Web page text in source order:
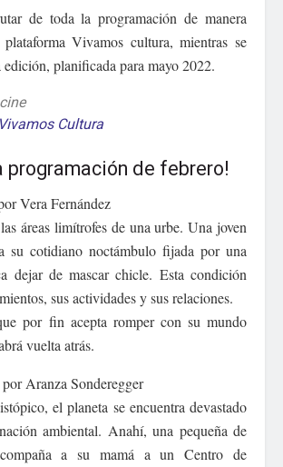
de toda la programación de manera
Vivamos cultura, mientras se
edición, planificada para mayo 2022.
Vivamos Cultura
programación de febrero!
Vera Fernández
áreas limítrofes de una urbe. Una joven
su cotidiano noctámbulo fijada por una
dejar de mascar chicle. Esta condición
sus actividades y sus relaciones.
por fin acepta romper con su mundo
vuelta atrás.
Aranza Sonderegger
el planeta se encuentra devastado
ambiental. Anahí, una pequeña de
a su mamá a un Centro de